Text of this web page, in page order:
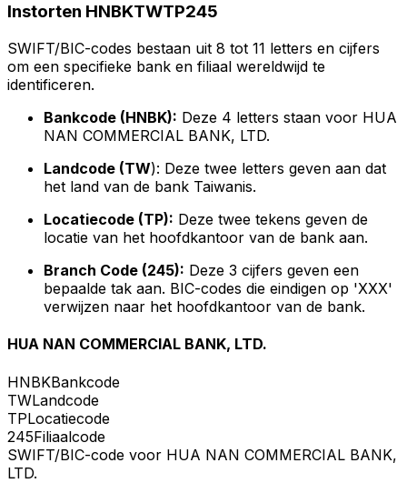
Instorten HNBKTWTP245
SWIFT/BIC-codes bestaan uit 8 tot 11 letters en cijfers
om een specifieke bank en filiaal wereldwijd te
identificeren.
Bankcode (HNBK): Deze 4 letters staan voor HUA
NAN COMMERCIAL BANK, LTD.
Landcode (TW): Deze twee letters geven aan dat
het land van de bank Taiwanis.
Locatiecode (TP): Deze twee tekens geven de
locatie van het hoofdkantoor van de bank aan.
Branch Code (245): Deze 3 cijfers geven een
bepaalde tak aan. BIC-codes die eindigen op 'XXX'
verwijzen naar het hoofdkantoor van de bank.
HUA NAN COMMERCIAL BANK, LTD.
HNBKBankcode
TWLandcode
TPLocatiecode
245Filiaalcode
SWIFT/BIC-code voor HUA NAN COMMERCIAL BANK,
LTD.